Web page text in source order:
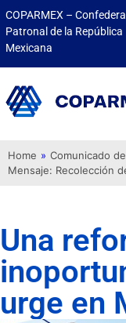
COPARMEX –
Patronal de la República
Mexicana
Home » Comunicado
Mensaje: Recolección
Una
urge en